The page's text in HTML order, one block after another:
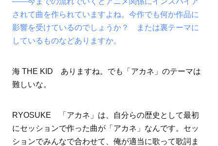
されて曲を作られていますよね。今作でも何か作品に
影響を受けているのでしょうか？ または裏テーマに
しているものなどありますか。
海 THE KID ありますね。でも「アカネ」のテーマは
難しいな。
RYOSUKE 「アカネ」は、自分らの歴史として最初
にセッションで作った曲が「アカネ」なんです。セッ
ションでみんなで合わせて、俺が適当に歌って歌詞ま